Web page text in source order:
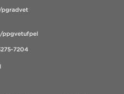
pgradvet
ppgvetufpel
7204